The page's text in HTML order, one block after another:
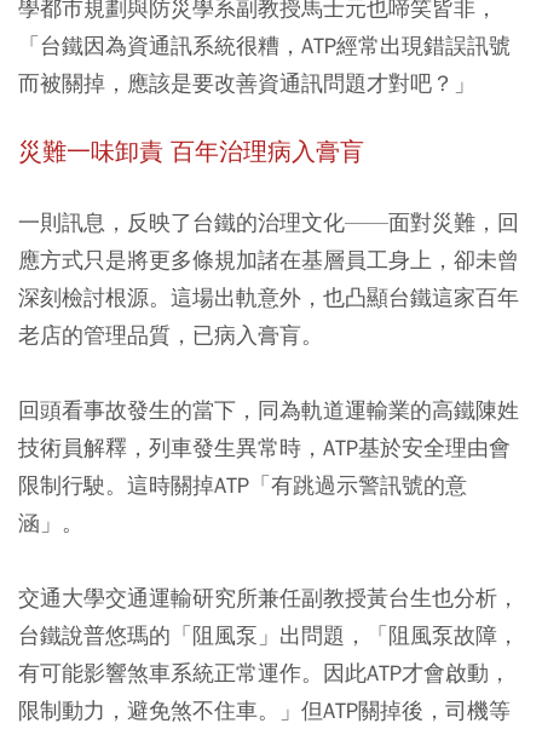
學都市規劃與防災學系副教授馬士元也啼笑皆非，
「台鐵因為資通訊系統很糟，ATP經常出現錯誤訊號
而被關掉，應該是要改善資通訊問題才對吧？」
災難一味卸責 百年治理病入膏肓
一則訊息，反映了台鐵的治理文化——面對災難，回
應方式只是將更多條規加諸在基層員工身上，卻未曾
深刻檢討根源。這場出軌意外，也凸顯台鐵這家百年
老店的管理品質，已病入膏肓。
回頭看事故發生的當下，同為軌道運輸業的高鐵陳姓
技術員解釋，列車發生異常時，ATP基於安全理由會
限制行駛。這時關掉ATP「有跳過示警訊號的意
涵」。
交通大學交通運輸研究所兼任副教授黃台生也分析，
台鐵說普悠瑪的「阻風泵」出問題，「阻風泵故障，
有可能影響煞車系統正常運作。因此ATP才會啟動，
限制動力，避免煞不住車。」但ATP關掉後，司機等